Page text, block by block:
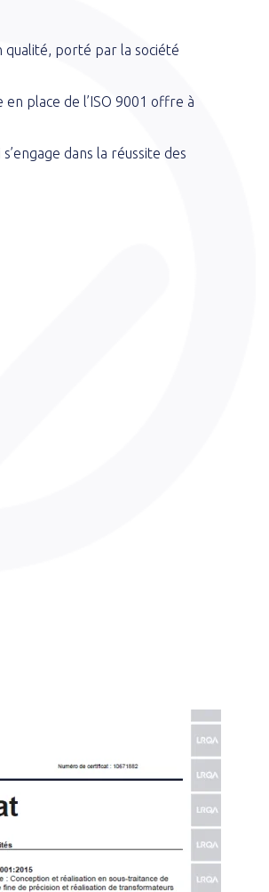
qualité, porté par la société
en place de l’ISO 9001 offre à
dans la réussite des